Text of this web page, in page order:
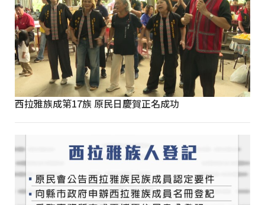
西拉雅族成第17族 原民日慶賀正名成功